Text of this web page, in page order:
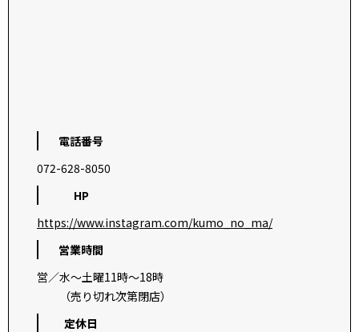
電話番号
072-628-8050
HP
https://www.instagram.com/kumo_no_ma/
営業時間
営／水〜土曜11時〜18時
（売り切れ次第閉店）
定休日